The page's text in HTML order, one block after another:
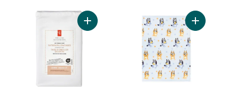
Ajouter Ensemble de taies d’oreiller 2
Ajouter